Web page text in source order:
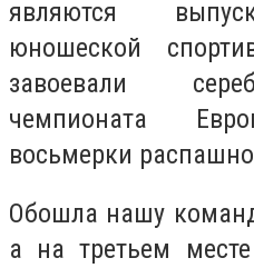
являются
юношеской
завоевали
чемпионата
восьмерки
Обошла нашу
а на третьем